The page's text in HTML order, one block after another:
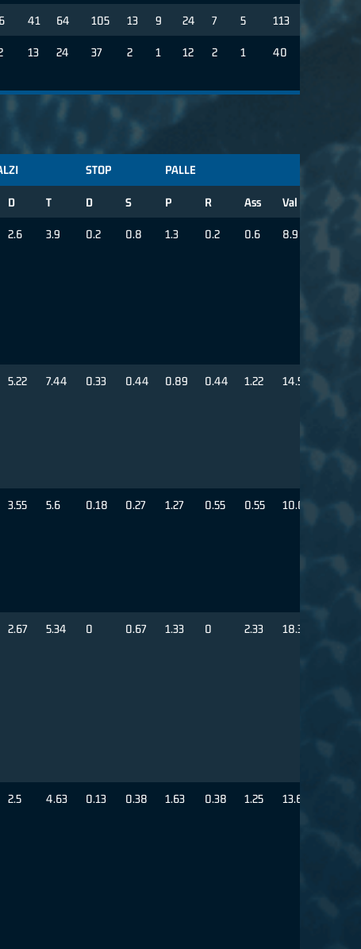
41 64 105 13 9 24 7 5 113
13 24 37 2 1 12 2 1 40
STOP PALLE
D T D S P R Ass Val
2.6 3.9 0.2 0.8 1.3 0.2 0.6 8.9
5.22 7.44 0.33 0.44 0.89 0.44 1.22 14.56
3.55 5.6 0.18 0.27 1.27 0.55 0.55 10.05
2.67 5.34 0 0.67 1.33 0 2.33 18.33
2.5 4.63 0.13 0.38 1.63 0.38 1.25 13.63